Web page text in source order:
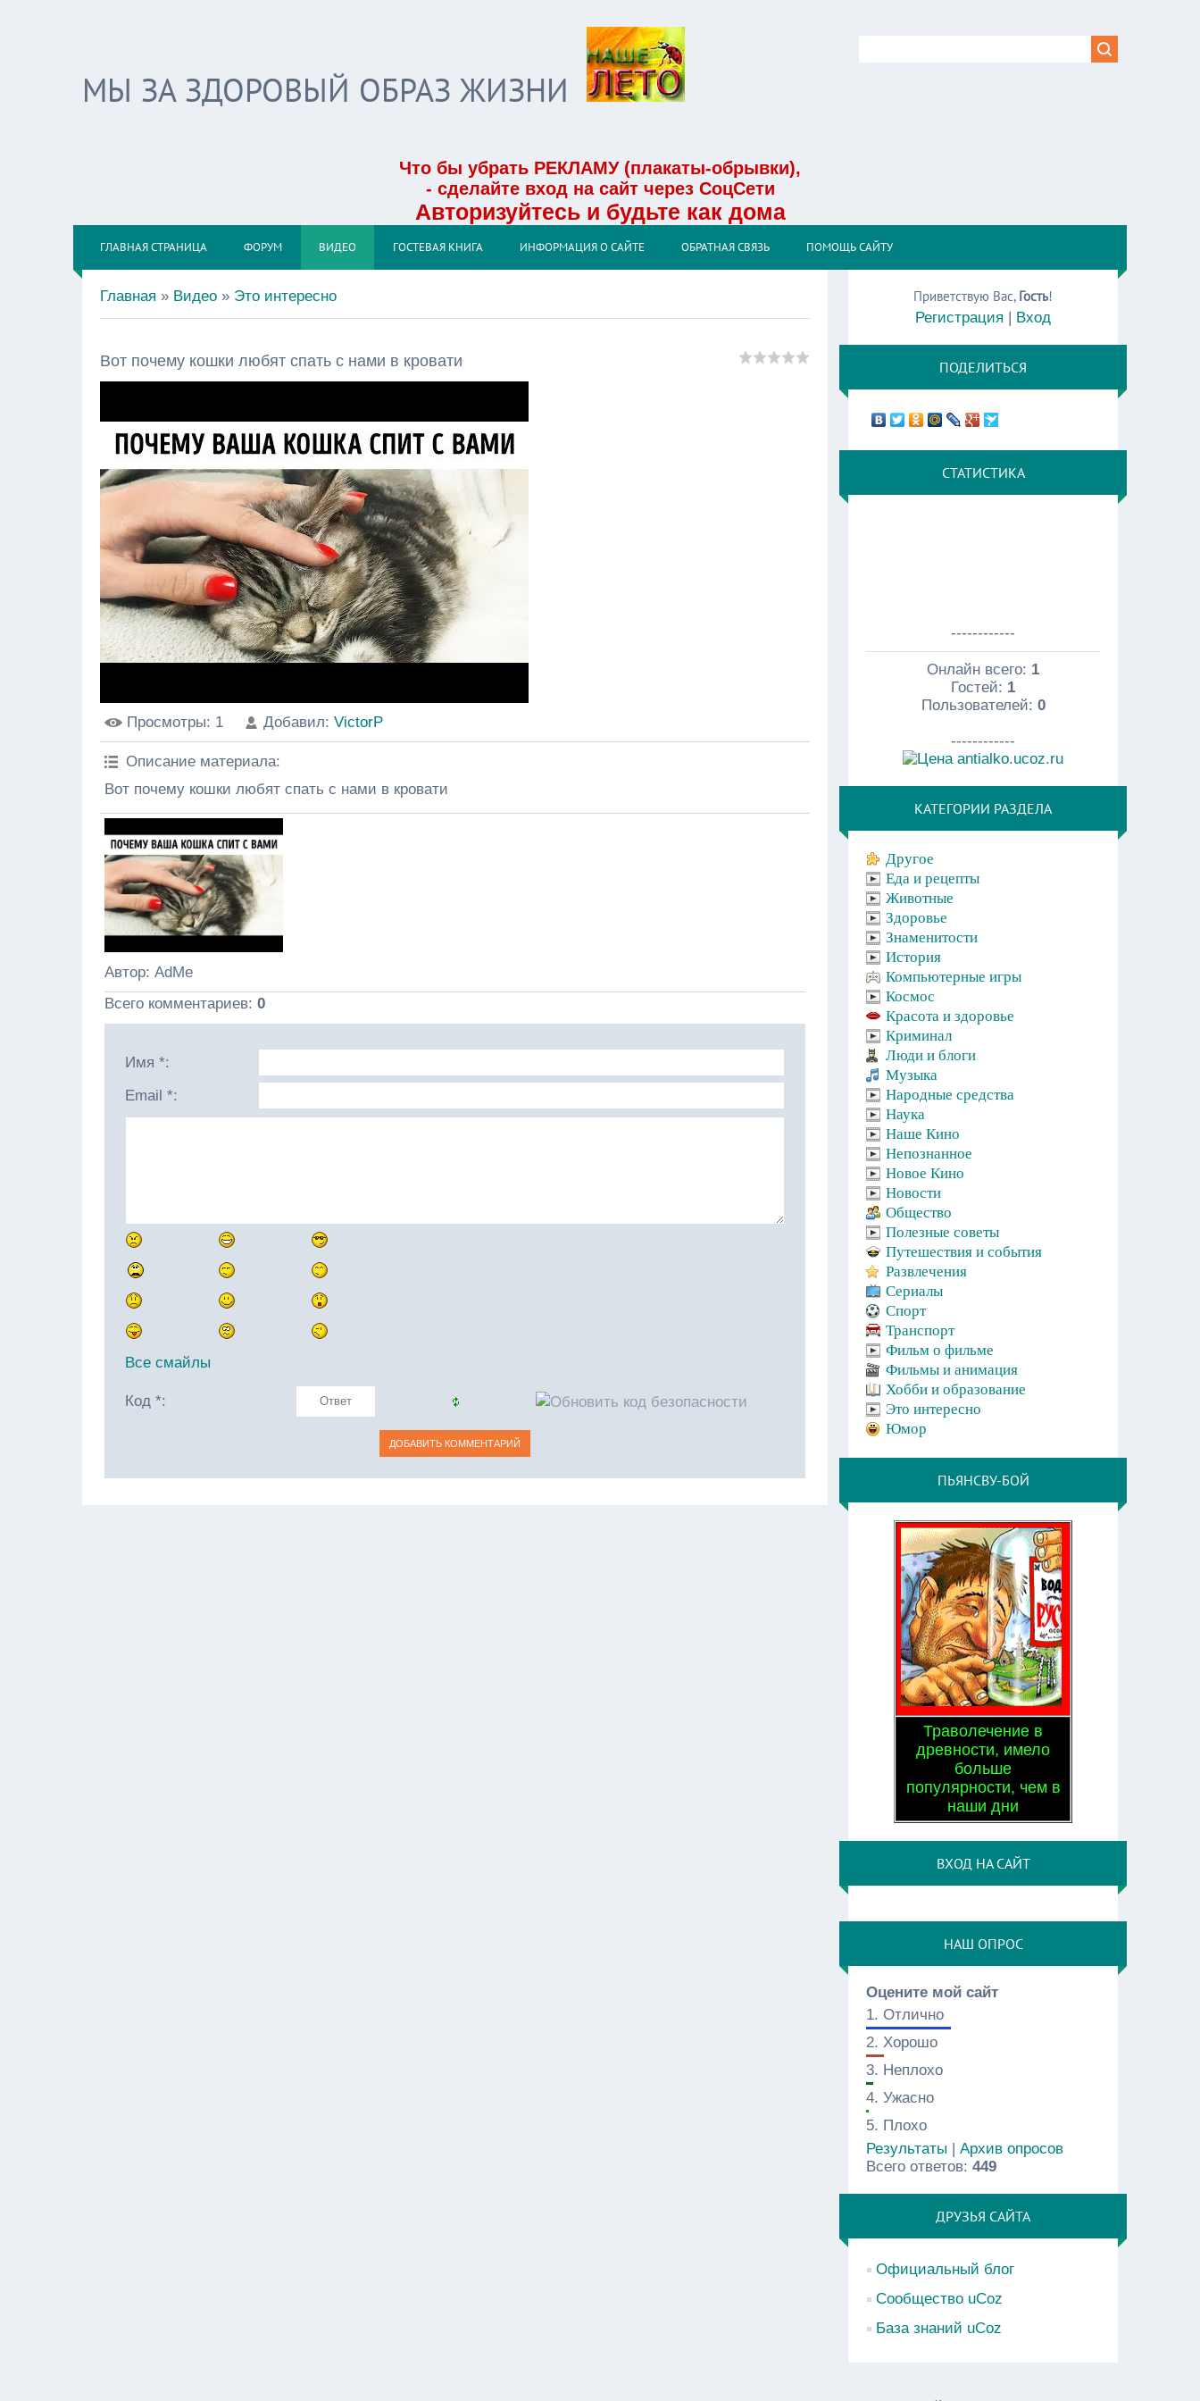
МЫ ЗА ЗДОРОВЫЙ ОБРАЗ ЖИЗНИ
Что бы убрать РЕКЛАМУ (плакаты-обрывки),
- сделайте вход на сайт через СоцСети
Авторизуйтесь и будьте как дома
ГЛАВНАЯ СТРАНИЦА ФОРУМ ВИДЕО ГОСТЕВАЯ КНИГА ИНФОРМАЦИЯ О САЙТЕ ОБРАТНАЯ СВЯЗЬ ПОМОЩЬ САЙТУ
Главная » Видео » Это интересно
Вот почему кошки любят спать с нами в кровати
Просмотры: 1 Добавил: VictorP
Описание материала:
Вот почему кошки любят спать с нами в кровати
Автор: AdMe
Всего комментариев: 0
Имя *:
Email *:
Все смайлы
Код *:
Приветствую Вас, Гость!
Регистрация | Вход
ПОДЕЛИТЬСЯ
СТАТИСТИКА
------------
Онлайн всего: 1
Гостей: 1
Пользователей: 0
------------
КАТЕГОРИИ РАЗДЕЛА
Другое
Еда и рецепты
Животные
Здоровье
Знаменитости
История
Компьютерные игры
Космос
Красота и здоровье
Криминал
Люди и блоги
Музыка
Народные средства
Наука
Наше Кино
Непознанное
Новое Кино
Новости
Общество
Полезные советы
Путешествия и события
Развлечения
Сериалы
Спорт
Транспорт
Фильм о фильме
Фильмы и анимация
Хобби и образование
Это интересно
Юмор
ПЬЯНСВУ-БОЙ
Траволечение в
древности, имело
больше
популярности, чем в
наши дни
ВХОД НА САЙТ
НАШ ОПРОС
Оцените мой сайт
1.Отлично
2.Хорошо
3. Неплохо
4.Ужасно
5. Плохо
Результаты |Архив опросов
Всего ответов:449
ДРУЗЬЯ САЙТА
Официальный блог
Сообщество uCoz
База знаний uCoz